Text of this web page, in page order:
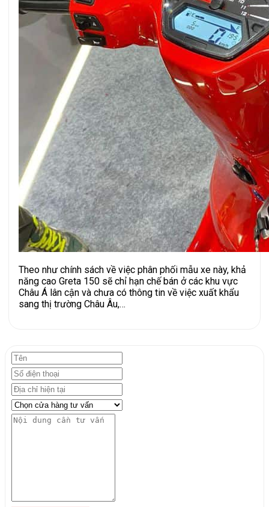
Theo như chính sách về việc phân phối mẫu xe này, khả
năng cao Greta 150 sẽ chỉ hạn chế bán ở các khu vực
Châu Á lân cận và chưa có thông tin về việc xuất khẩu
sang thị trường Châu Âu,…